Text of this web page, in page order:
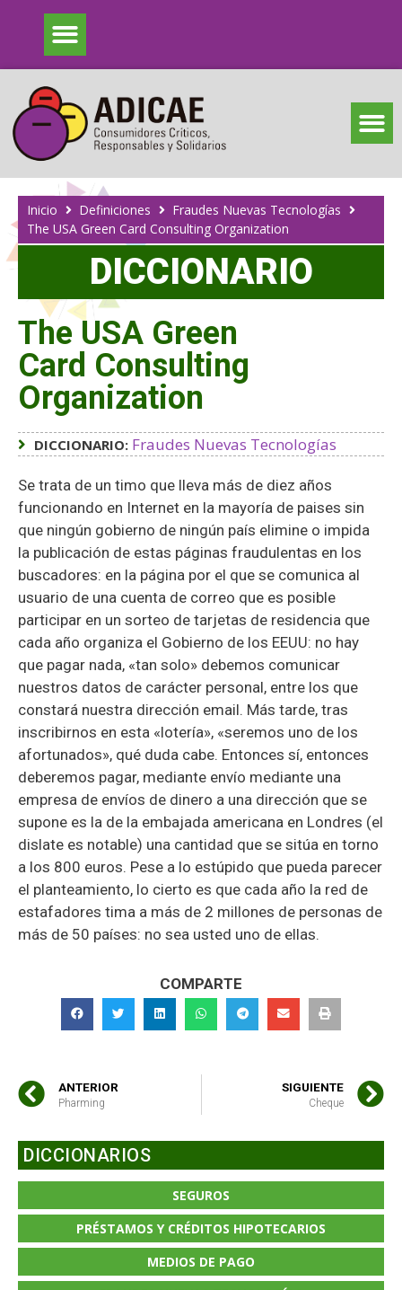
Inicio Definiciones
Fraudes Nuevas Tecnologías
The USA Green Card Consulting Organization
DICCIONARIO
The USA Green
Card Consulting
Organization
DICCIONARIO: Fraudes Nuevas Tecnologías
Se trata de un timo que lleva más de diez años
funcionando en Internet en la mayoría de paises sin
que ningún gobierno de ningún país elimine o impida
la publicación de estas páginas fraudulentas en los
buscadores: en la página por el que se comunica al
usuario de una cuenta de correo que es posible
participar en un sorteo de tarjetas de residencia que
cada año organiza el Gobierno de los EEUU: no hay
que pagar nada, «tan solo» debemos comunicar
nuestros datos de carácter personal, entre los que
constará nuestra dirección email. Más tarde, tras
inscribirnos en esta «lotería», «seremos uno de los
afortunados», qué duda cabe. Entonces sí, entonces
deberemos pagar, mediante envío mediante una
empresa de envíos de dinero a una dirección que se
supone es la de la embajada americana en Londres (el
dislate es notable) una cantidad que se sitúa en torno
a los 800 euros. Pese a lo estúpido que pueda parecer
el planteamiento, lo cierto es que cada año la red de
estafadores tima a más de 2 millones de personas de
más de 50 países: no sea usted uno de ellas.
COMPARTE
ANTERIOR
Pharming
SIGUIENTE
Cheque
DICCIONARIOS
SEGUROS
PRÉSTAMOS Y CRÉDITOS HIPOTECARIOS
MEDIOS DE PAGO